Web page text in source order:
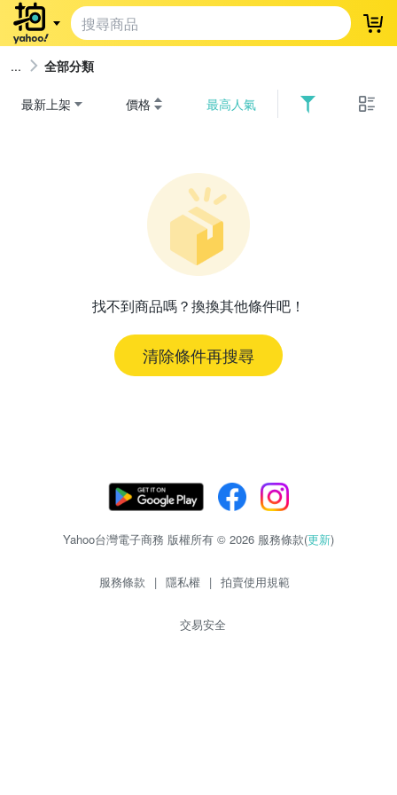
登
全部分類
最新上架 價格 最高人氣
找不到商品嗎？換換其他條件吧！
清除條件再搜尋
Yahoo台灣電子商務 版權所有 © 2026 服務條款(更新)
服務條款 | 隱私權 | 拍賣使用規範
交易安全